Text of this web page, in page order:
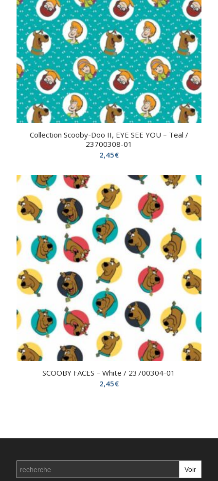
Collection Scooby-Doo II, EYE SEE YOU – Teal /
23700308-01
2,45€
SCOOBY FACES – White / 23700304-01
2,45€
Search
for: